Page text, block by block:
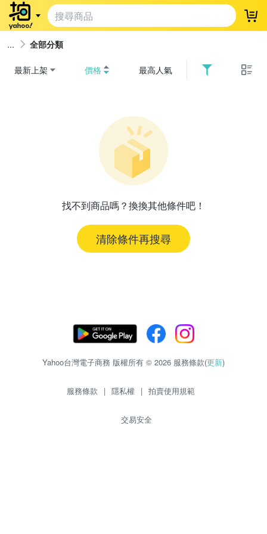
登
全部分類
最新上架 價格 最高人氣
找不到商品嗎？換換其他條件吧！
清除條件再搜尋
Yahoo台灣電子商務 版權所有 © 2026 服務條款(更新)
服務條款 | 隱私權 | 拍賣使用規範
交易安全